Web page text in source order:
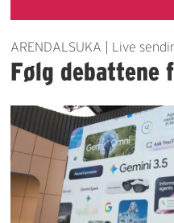
ARENDALSUKA | Live
Følg debattene